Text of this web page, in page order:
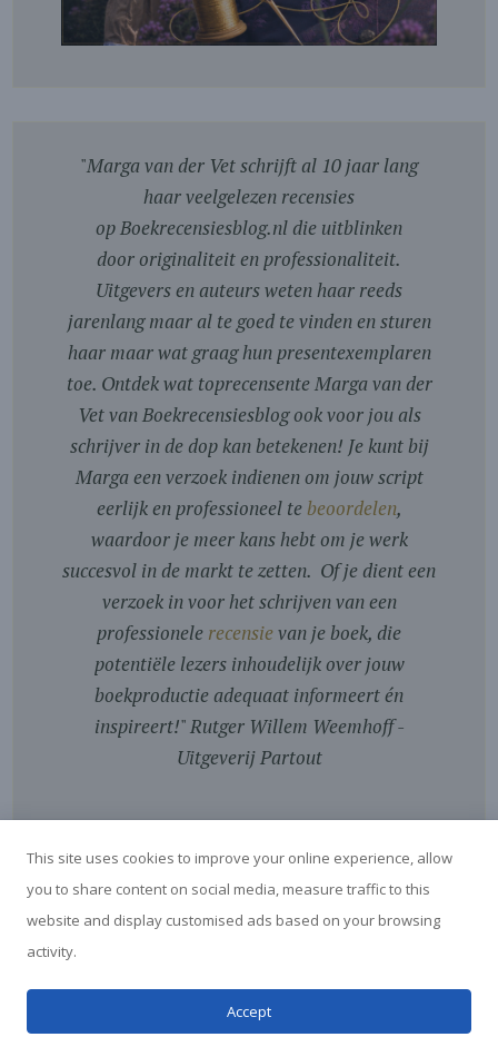
"Marga van der Vet schrijft al 10 jaar lang
haar veelgelezen recensies
op Boekrecensiesblog.nl die uitblinken
door originaliteit en professionaliteit.
Uitgevers en auteurs weten haar reeds
jarenlang maar al te goed te vinden en sturen
haar maar wat graag hun presentexemplaren
toe. Ontdek wat toprecensente Marga van der
Vet van Boekrecensiesblog ook voor jou als
schrijver in de dop kan betekenen! Je kunt bij
Marga een verzoek indienen om jouw script
eerlijk en professioneel te beoordelen,
waardoor je meer kans hebt om je werk
succesvol in de markt te zetten. Of je dient een
verzoek in voor het schrijven van een
professionele recensievan je boek, die
potentiële lezers inhoudelijk over jouw
boekproductie adequaat informeert én
inspireert!"Rutger Willem Weemhoff -
Uitgeverij Partout
© Boekrecensies Blog - door Marga van der Vet - 2026
This site uses cookies to improve your online experience, allow
you to share content on social media, measure traffic to this
website and display customised ads based on your browsing
activity.
Accept